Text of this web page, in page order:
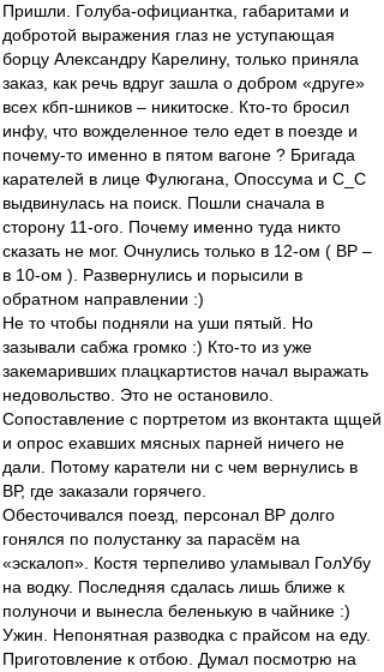
Пришли. Голуба-официантка, габаритами и
добротой выражения глаз не уступающая
борцу Александру Карелину, только приняла
заказ, как речь вдруг зашла о добром «друге»
всех кбп-шников – никитоске. Кто-то бросил
инфу, что вожделенное тело едет в поезде и
почему-то именно в пятом вагоне ? Бригада
карателей в лице Фулюгана, Опоссума и С_С
выдвинулась на поиск. Пошли сначала в
сторону 11-ого. Почему именно туда никто
сказать не мог. Очнулись только в 12-ом ( ВР –
в 10-ом ). Развернулись и порысили в
обратном направлении :)
Не то чтобы подняли на уши пятый. Но
зазывали сабжа громко :) Кто-то из уже
закемаривших плацкартистов начал выражать
недовольство. Это не остановило.
Сопоставление с портретом из вконтакта щщей
и опрос ехавших мясных парней ничего не
дали. Потому каратели ни с чем вернулись в
ВР, где заказали горячего.
Обесточивался поезд, персонал ВР долго
гонялся по полустанку за парасём на
«эскалоп». Костя терпеливо уламывал ГолУбу
на водку. Последняя сдалась лишь ближе к
полуночи и вынесла беленькую в чайнике :)
Ужин. Непонятная разводка с прайсом на еду.
Приготовление к отбою. Думал посмотрю на